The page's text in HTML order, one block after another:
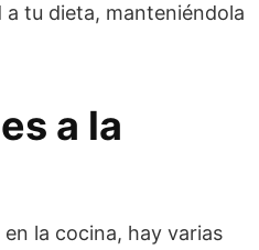
tu dieta, manteniéndola
a la
la cocina, hay varias